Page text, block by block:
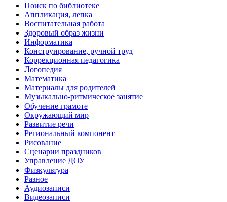
Поиск по библиотеке
Аппликация, лепка
Воспитательная работа
Здоровый образ жизни
Информатика
Конструирование, ручной труд
Коррекционная педагогика
Логопедия
Математика
Материалы для родителей
Музыкально-ритмическое занятие
Обучение грамоте
Окружающий мир
Развитие речи
Региональный компонент
Рисование
Сценарии праздников
Управление ДОУ
Физкультура
Разное
Аудиозаписи
Видеозаписи